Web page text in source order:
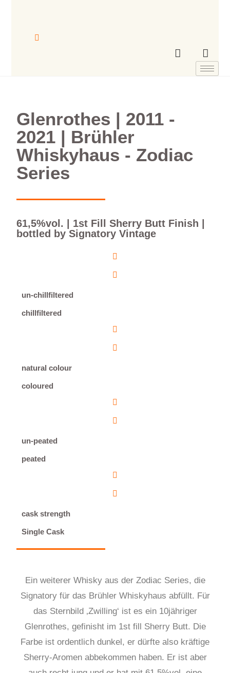
Glenrothes | 2011 -
2021 | Brühler
Whiskyhaus - Zodiac
Series
61,5%vol. | 1st Fill Sherry Butt Finish |
bottled by Signatory Vintage
un-chillfiltered
chillfiltered
natural colour
coloured
un-peated
peated
cask strength
Single Cask
Ein weiterer Whisky aus der Zodiac Series, die
Signatory für das Brühler Whiskyhaus abfüllt. Für
das Sternbild ‚Zwilling‘ ist es ein 10jähriger
Glenrothes, gefinisht im 1st fill Sherry Butt. Die
Farbe ist ordentlich dunkel, er dürfte also kräftige
Sherry-Aromen abbekommen haben. Er ist aber